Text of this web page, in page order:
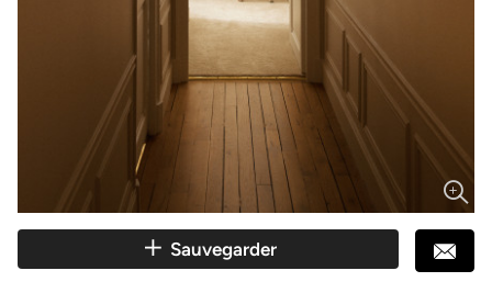
Sauvegarder